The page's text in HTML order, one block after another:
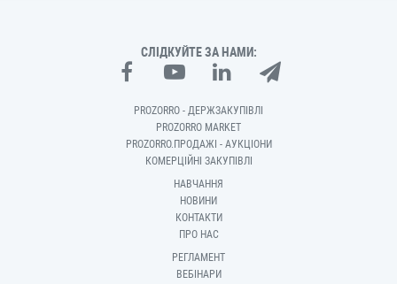
СЛІДКУЙТЕ ЗА НАМИ:
PROZORRO - ДЕРЖЗАКУПІВЛІ
PROZORRO MARKET
PROZORRO.ПРОДАЖІ - АУКЦІОНИ
КОМЕРЦІЙНІ ЗАКУПІВЛІ
НАВЧАННЯ
НОВИНИ
КОНТАКТИ
ПРО НАС
РЕГЛАМЕНТ
ВЕБІНАРИ